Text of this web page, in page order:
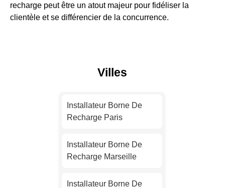
recharge peut être un atout majeur pour fidéliser la
clientèle et se différencier de la concurrence.
Villes
Installateur Borne De
Recharge Paris
Installateur Borne De
Recharge Marseille
Installateur Borne De